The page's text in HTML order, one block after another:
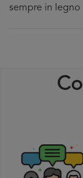
sempre in legno